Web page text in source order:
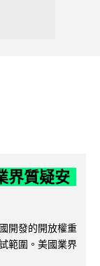
界質疑安
開發的開放權重
範圍。美國業界